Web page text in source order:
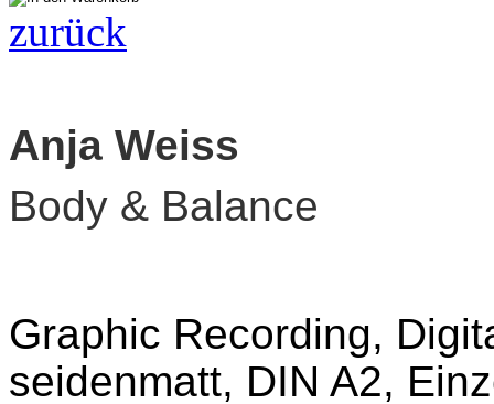
zurück
Anja Weiss
Body & Balance
Graphic Recording,
seidenmatt, DIN A2,